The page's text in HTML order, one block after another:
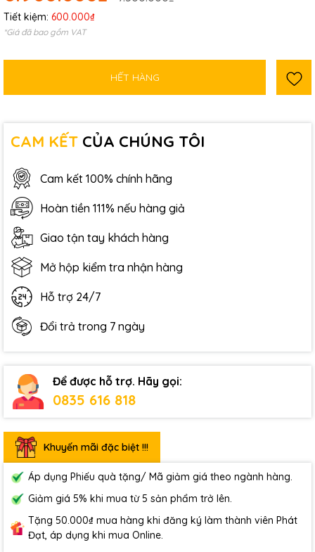
Tiết kiệm: 600.000₫
*Giá đã bao gồm VAT
HẾT HÀNG
CAM KẾT CỦA CHÚNG TÔI
Cam kết 100% chính hãng
Hoàn tiền 111% nếu hàng giả
Giao tận tay khách hàng
Mở hộp kiểm tra nhận hàng
Hỗ trợ 24/7
Đổi trả trong 7 ngày
Để được hỗ trợ. Hãy gọi:
0835 616 818
Khuyến mãi đặc biệt !!!
Áp dụng Phiếu quà tặng/ Mã giảm giá theo ngành hàng.
Giảm giá 5% khi mua từ 5 sản phẩm trở lên.
Tặng 50.000₫ mua hàng khi đăng ký làm thành viên Phát
Đạt, áp dụng khi mua Online.